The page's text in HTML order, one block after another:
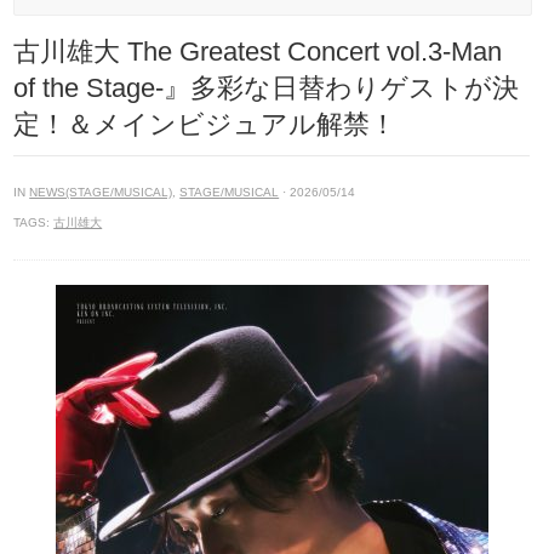
古川雄大 The Greatest Concert vol.3-Man
of the Stage-』多彩な日替わりゲストが決
定！＆メインビジュアル解禁！
IN NEWS(STAGE/MUSICAL) ,STAGE/MUSICAL · 2026/05/14
TAGS:古川雄大